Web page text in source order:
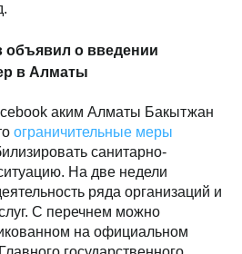
объявил о введении
в Алматы
аким Алматы Бакытжан
ограничительные меры
санитарно-
На две недели
ряда организаций и
С перечнем можно
на официальном